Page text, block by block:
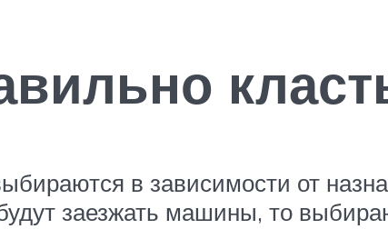
в зависимости от
заезжать машины, то